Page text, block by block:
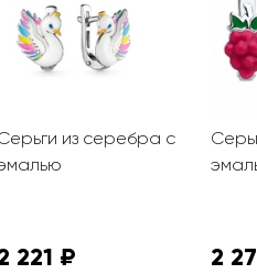
из серебра с
221 ₽ 2